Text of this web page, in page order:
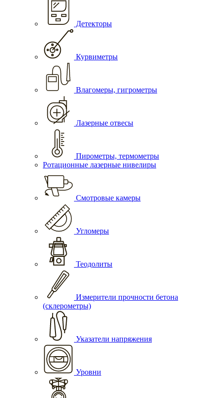
Детекторы
Курвиметры
Влагомеры, гигрометры
Лазерные отвесы
Пирометры, термометры
Ротационные лазерные нивелиры
Смотровые камеры
Угломеры
Теодолиты
Измерители прочности бетона
(склерометры)
Указатели напряжения
Уровни